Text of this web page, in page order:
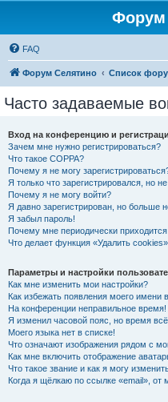
Форум
FAQ
Форум Селятино Список
Часто задаваемые
Вход на конференцию и
Зачем мне нужно регистрироваться?
Что такое COPPA?
Почему я не могу
Я только что зарегистрировался, но
Почему я не могу войти?
Я давно зарегистрирован, но больше
Я забыл пароль!
Почему мне периодически
Что делает функция «Удалить
Параметры и настройки
Как мне изменить мои настройки?
Как избежать появления моего имени
На конференции неправильное время!
Я изменил часовой пояс, но время
Моего языка нет в списке!
Что означают изображения рядом с
Как мне включить отображение
Что такое звание и как я могу
Когда я щёлкаю по ссылке «email»,